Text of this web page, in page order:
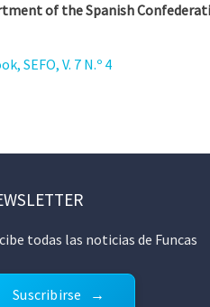
of the Spanish
SEFO, V. 7 N.º 4
todas las noticias de Funcas
Suscribirse